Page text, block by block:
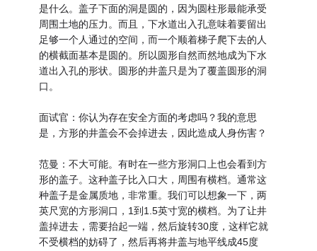
是什么。盖子下面的洞是圆的，因为圆柱形最能承受
周围土地的压力。而且，下水道出入孔意味着要留出
足够一个人通过的空间，而一个顺着梯子爬下去的人
的横截面基本是圆的。所以圆形自然而然地成为下水
道出入孔的形状。圆形的井盖只是为了覆盖圆形的洞
口。
面试官：你认为存在安全方面的考虑吗？我的意思
是，方形的井盖会不会掉进去，因此造成人身伤害？
范曼：不大可能。有时在一些方形洞口上也会看到方
形的盖子。这种盖子比入口大，周围有横档。通常这
种盖子是金属质地，非常重。我们可以想象一下，两
英尺宽的方形洞口，1到1.5英寸宽的横档。为了让井
盖掉进去，需要抬起一端，然后旋转30度，这样它就
不受横档的妨碍了，然后再将井盖与地平线成45度